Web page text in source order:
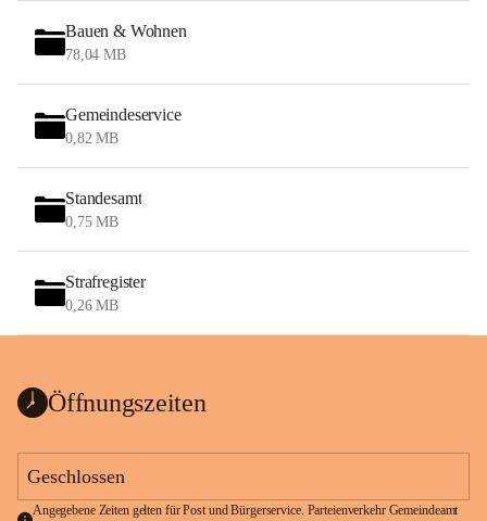
Bauen & Wohnen
78,04 MB
Gemeindeservice
0,82 MB
Standesamt
0,75 MB
Strafregister
0,26 MB
Öffnungszeiten
Geschlossen
Angegebene Zeiten gelten für Post und Bürgerservice. Parteienverkehr Gemeindeamt